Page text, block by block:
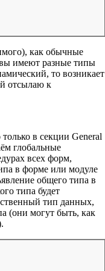
как обычные
имеют разные типы
то возникает
отсылаю к
в секции General
глобальные
всех форм,
в форме или модуле
общего типа в
типа будет
тип данных,
(они могут быть, как